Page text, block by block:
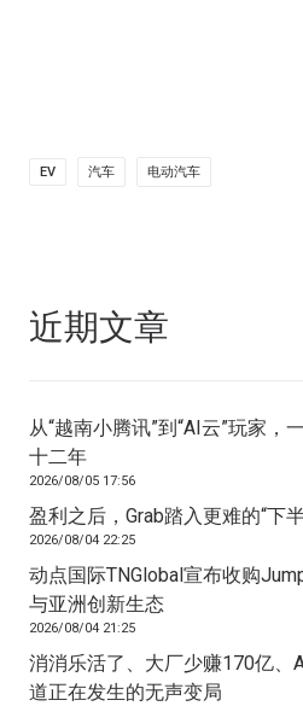
EV 汽车 电动汽车
近期文章
从“越南小腾讯”到“AI云”玩家，
十二年
2026/08/05 17:56
盈利之后，Grab踏入更难的“下
2026/08/04 22:25
动点国际TNGlobal宣布收购
与亚洲创新生态
2026/08/04 21:25
消消乐活了、大厂少赚170亿、
道正在发生的无声变局